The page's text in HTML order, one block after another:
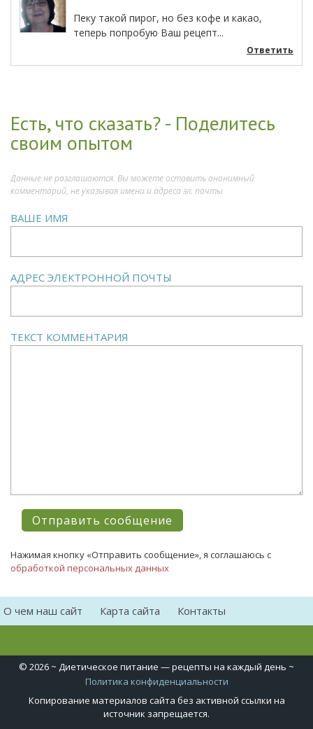
Пеку такой пирог, но без кофе и какао,
теперь попробую Ваш рецепт...
Ответить
Есть, что сказать? - Поделитесь
своим опытом
Данные не разглашаются. Вы можете оставить анонимный
комментарий, не указывая имени и адреса эл. почты
ВАШЕ ИМЯ
АДРЕС ЭЛЕКТРОННОЙ ПОЧТЫ
ТЕКСТ КОММЕНТАРИЯ
Нажимая кнопку «Отправить сообщение», я соглашаюсь с
обработкой персональных данных
О чем наш сайт Карта сайта Контакты
© 2026 ~ Диетическое питание — рецепты на каждый день ~
Политика конфиденциальности
Копирование материалов сайта без активной ссылки на
источник запрещается.